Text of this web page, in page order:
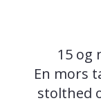
15 og
En mors
stolthed